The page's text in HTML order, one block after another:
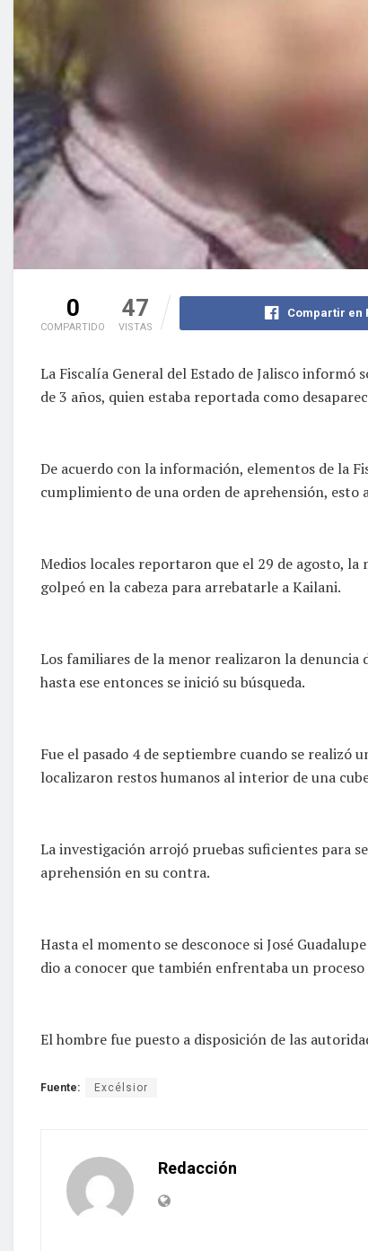
0
COMPARTIDO
47
VISTAS
Compartir en
La Fiscalía General del Estado de Jalisco informó
de 3 años, quien estaba reportada como
De acuerdo con la información, elementos de la
cumplimiento de una orden de aprehensión, esto
Medios locales reportaron que el 29 de agosto,
golpeó en la cabeza para arrebatarle a Kailani.
Los familiares de la menor realizaron la denuncia
hasta ese entonces se inició su búsqueda.
Fue el pasado 4 de septiembre cuando se realizó
localizaron restos humanos al interior de una
La investigación arrojó pruebas suficientes para
aprehensión en su contra.
Hasta el momento se desconoce si José
dio a conocer que también enfrentaba un
El hombre fue puesto a disposición de las
Fuente: Excélsior
Redacción